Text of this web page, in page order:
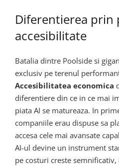
Diferentierea prin
accesibilitate
Batalia dintre Poolside si
exclusiv pe terenul
Accesibilitatea economica
diferentiere din ce in ce mai
piata AI se matureaza. In
companiile erau dispuse sa
accesa cele mai avansate
AI-ul devine un instrument
pe costuri creste semnificativ,